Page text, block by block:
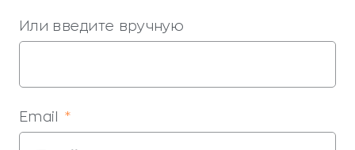
Или введите вручную
Email